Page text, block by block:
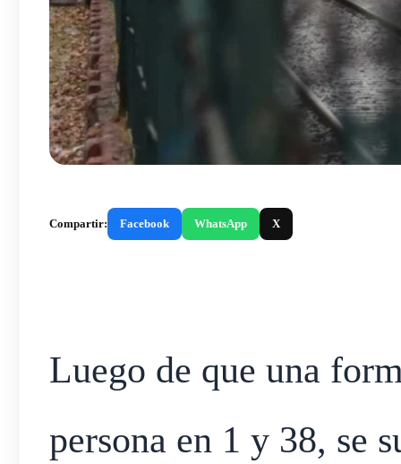
Compartir: Facebook WhatsApp X
Luego de que una
persona en 1 y 38, se